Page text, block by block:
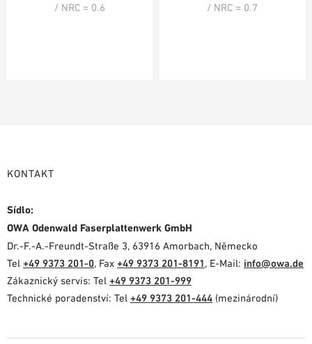
/ NRC = 0.6 / NRC = 0.7
KONTAKT
Sídlo:
OWA Odenwald Faserplattenwerk GmbH
Dr.-F.-A.-Freundt-Straße 3, 63916 Amorbach, Německo
Tel +49 9373 201-0, Fax +49 9373 201-8191, E-Mail: info@owa.de
Zákaznický servis: Tel +49 9373 201-999
Technické poradenství: Tel +49 9373 201-444 (mezinárodní)